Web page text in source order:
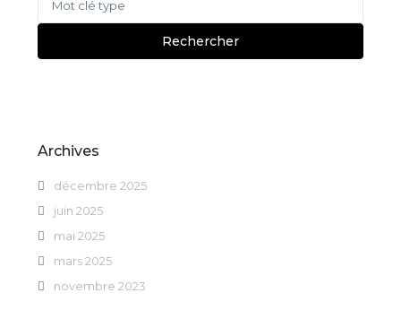
Rechercher
Archives
décembre 2025
juin 2025
mai 2025
mars 2025
novembre 2023